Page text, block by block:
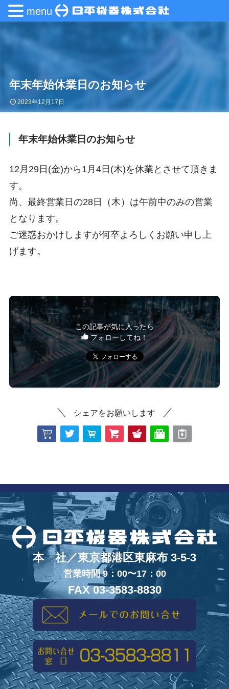
年末年始休業日のお知らせ
2023年12月17日
年末年始休業日のお知らせ
12月29日(金)から1月4日(木)を休業とさせて頂きま
す。
尚、最終営業日の28日（木）は午前中のみの営業
となります。
ご迷惑おかけしますが何卒よろしくお願い申し上
げます。
この記事が気に入ったら
フォローしてね！
シェアをお願いします
本 社／東京都港区東麻布 3-5-3
営業時間 9：00〜17：00
FAX 03-3583-8830
menu